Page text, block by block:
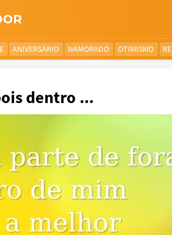
ANIVERSÁRIO NAMORADO OTIMISMO
dentro ...